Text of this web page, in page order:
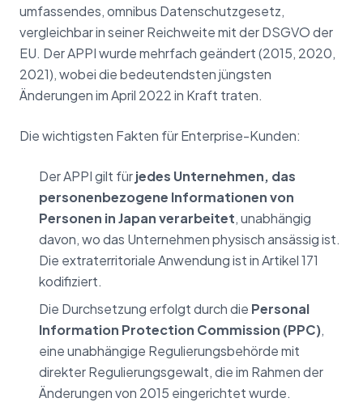
umfassendes, omnibus Datenschutzgesetz,
vergleichbar in seiner Reichweite mit der DSGVO der
EU. Der APPI wurde mehrfach geändert (2015, 2020,
2021), wobei die bedeutendsten jüngsten
Änderungen im April 2022 in Kraft traten.
Die wichtigsten Fakten für Enterprise-Kunden:
Der APPI gilt fürjedes Unternehmen, das
personenbezogene Informationen von
Personen in Japan verarbeitet, unabhängig
davon, wo das Unternehmen physisch ansässig ist.
Die extraterritoriale Anwendung ist in Artikel 171
kodifiziert.
Die Durchsetzung erfolgt durch die Personal
Information Protection Commission (PPC),
eine unabhängige Regulierungsbehörde mit
direkter Regulierungsgewalt, die im Rahmen der
Änderungen von 2015 eingerichtet wurde.